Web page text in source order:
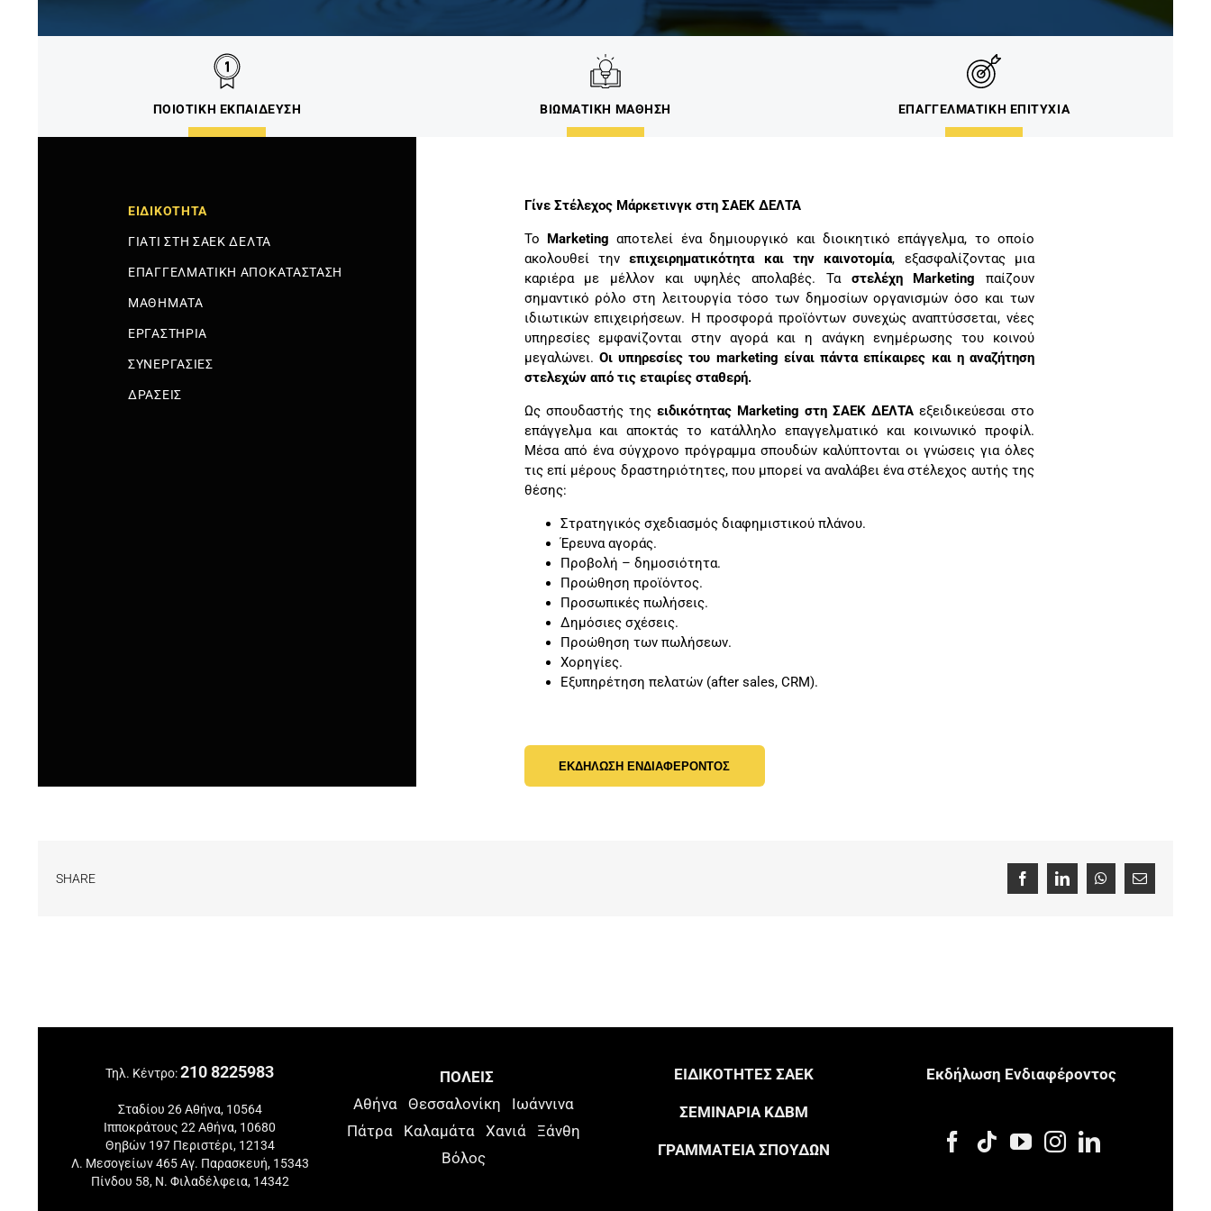
ΠΟΙΟΤΙΚΗ ΕΚΠΑΙΔΕΥΣΗ ΒΙΩΜΑΤΙΚΗ ΜΑΘΗΣΗ ΕΠΑΓΓΕΛΜΑΤΙΚΗ ΕΠΙΤΥΧΙΑ
ΕΙΔΙΚΟΤΗΤΑ
ΓΙΑΤΙ ΣΤΗ ΣΑΕΚ ΔΕΛΤΑ
ΕΠΑΓΓΕΛΜΑΤΙΚΗ ΑΠΟΚΑΤΑΣΤΑΣΗ
ΜΑΘΗΜΑΤΑ
ΕΡΓΑΣΤΗΡΙΑ
ΣΥΝΕΡΓΑΣΙΕΣ
ΔΡΑΣΕΙΣ
Γίνε Στέλεχος Μάρκετινγκ στη ΣΑΕΚ ΔΕΛΤΑ
Το Marketing αποτελεί ένα δημιουργικό και διοικητικό επάγγελμα, το οποίο
ακολουθεί τηνεπιχειρηματικότητα και την καινοτομία, εξασφαλίζοντας μια
καριέρα με μέλλον και υψηλές απολαβές. Τα στελέχη Marketing παίζουν
σημαντικό ρόλο στη λειτουργία τόσο των δημοσίων οργανισμών όσο και των
ιδιωτικών επιχειρήσεων. Η προσφορά προϊόντων συνεχώς αναπτύσσεται, νέες
υπηρεσίες εμφανίζονται στην αγορά και η ανάγκη ενημέρωσης του κοινού
μεγαλώνει. Οι υπηρεσίες του marketing είναι πάντα επίκαιρες και η αναζήτηση
στελεχών από τις εταιρίες σταθερή.
Ως σπουδαστής της ειδικότητας Μarketing στη ΣΑΕΚ ΔΕΛΤΑεξειδικεύεσαι στο
επάγγελμα και αποκτάς το κατάλληλο επαγγελματικό και κοινωνικό προφίλ.
Μέσα από ένα σύγχρονο πρόγραμμα σπουδών καλύπτονται οι γνώσεις για όλες
τις επί μέρους δραστηριότητες, που μπορεί να αναλάβει ένα στέλεχος αυτής της
θέσης:
Στρατηγικός σχεδιασμός διαφημιστικού πλάνου.
Έρευνα αγοράς.
Προβολή – δημοσιότητα.
Προώθηση προϊόντος.
Προσωπικές πωλήσεις.
Δημόσιες σχέσεις.
Προώθηση των πωλήσεων.
Χορηγίες.
Εξυπηρέτηση πελατών (after sales, CRM).
ΕΚΔΗΛΩΣΗ ΕΝΔΙΑΦΕΡΟΝΤΟΣ
SHARE FacebookLinkedInWhatsApp
Email
Τηλ. Κέντρο:210 8225983
Σταδίου 26 Αθήνα, 10564
Ιπποκράτους 22 Αθήνα, 10680
Θηβών 197 Περιστέρι, 12134
Λ. Μεσογείων 465 Αγ. Παρασκευή, 15343
Πίνδου 58, Ν. Φιλαδέλφεια, 14342
ΠΟΛΕΙΣ
Αθήνα
Θεσσαλονίκη
Ιωάννινα
Πάτρα
Καλαμάτα Χανιά
Ξάνθη
Βόλος
ΕΙΔΙΚΟΤΗΤΕΣ ΣΑΕΚ
ΣΕΜΙΝΑΡΙΑ ΚΔΒΜ
ΓΡΑΜΜΑΤΕΙΑ ΣΠΟΥΔΩΝ
Eκδήλωση Eνδιαφέροντος